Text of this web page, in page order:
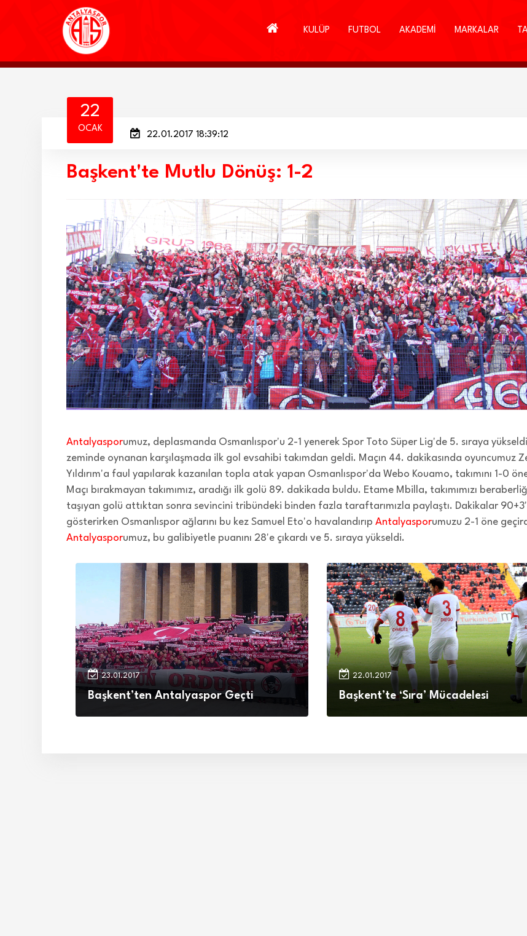
KULÜP FUTBOL AKADEMİ MARKALAR
22
OCAK
22.01.2017 18:39:12
Başkent'te Mutlu Dönüş: 1-2
Antalyasporumuz, deplasmanda Osmanlıspor'u 2-1 yenerek Spor Toto Süper Lig'de 5. sıraya
zeminde oynanan karşılaşmada ilk gol evsahibi takımdan geldi. Maçın 44. dakikasında oyuncumuz
Yıldırım'a faul yapılarak kazanılan topla atak yapan Osmanlıspor'da Webo Kouamo, takımını 1-0
Maçı bırakmayan takımımız, aradığı ilk golü 89. dakikada buldu. Etame Mbilla, takımımızı
taşıyan golü attıktan sonra sevincini tribündeki binden fazla taraftarımızla paylaştı. Dakikalar
gösterirken Osmanlıspor ağlarını bu kez Samuel Eto'o havalandırıp Antalyasporumuzu 2-1 öne
Antalyasporumuz, bu galibiyetle puanını 28'e çıkardı ve 5. sıraya yükseldi.
23.01.2017
Başkent’ten Antalyaspor Geçti
22.01.2017
Başkent’te ‘Sıra’ Mücadelesi